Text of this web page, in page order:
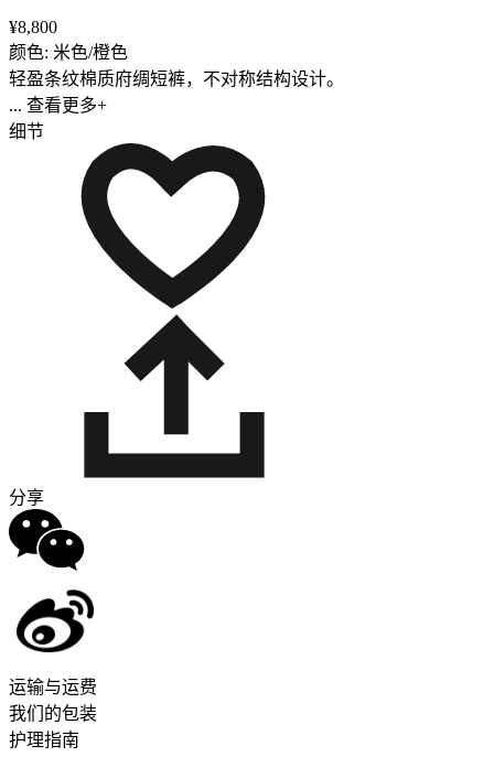
¥8,800
颜色: 米色/橙色
轻盈条纹棉质府绸短裤，不对称结构设计。
... 查看更多+
细节
分享
运输与运费
我们的包装
护理指南